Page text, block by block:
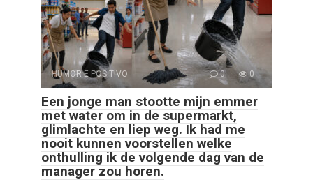
HUMOR E POSITIVO 0 0
Een jonge man stootte mijn emmer
met water om in de supermarkt,
glimlachte en liep weg. Ik had me
nooit kunnen voorstellen welke
onthulling ik de volgende dag van de
manager zou horen.